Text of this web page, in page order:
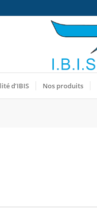
d’IBIS Nos produits